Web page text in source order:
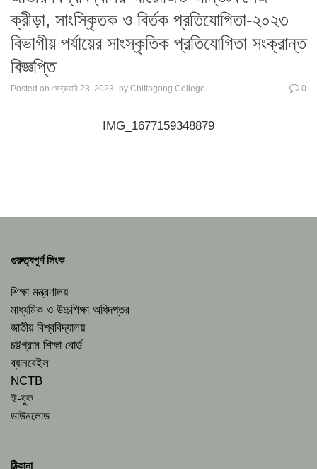
ক্রীড়া, সাংস্কৃিতক ও বির্তক প্রতিযোগিতা-২০২৩
বিভাগীয় পর্যায়ের সাংস্কৃতিক প্রতিযোগিতা সংক্রান্ত
বিজ্ঞপ্তি
Posted on ফেব্রুয়ারি 23, 2023 by Chittagong College 0
IMG_1677159348879
গুরুত্বপূর্ণ লিংক
শিক্ষা মন্ত্রণালয়
মাধ্যমিক ও উচ্চশিক্ষা অধিদপ্তর
জাতীয় বিশ্ববিদ্যালয়
চট্টগ্রাম শিক্ষা বোর্ড
ব্যানবেইস
NCTB
ই-বুক
ডাউনলোড
ঠিকানা